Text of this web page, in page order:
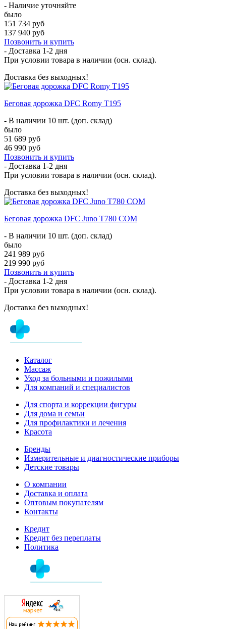
- Наличие уточняйте
было
151 734 руб
137 940 руб
Позвонить и купить
- Доставка 1-2 дня
При условии товара в наличии (осн. склад).
Доставка без выходных!
Беговая дорожка DFC Romy T195
- В наличии 10 шт. (доп. склад)
было
51 689 руб
46 990 руб
Позвонить и купить
- Доставка 1-2 дня
При условии товара в наличии (осн. склад).
Доставка без выходных!
Беговая дорожка DFC Juno T780 COM
- В наличии 10 шт. (доп. склад)
было
241 989 руб
219 990 руб
Позвонить и купить
- Доставка 1-2 дня
При условии товара в наличии (осн. склад).
Доставка без выходных!
Каталог
Массаж
Уход за больными и пожилыми
Для компаний и специалистов
Для спорта и коррекции фигуры
Для дома и семьи
Для профилактики и лечения
Красота
Бренды
Измерительные и диагностические приборы
Детские товары
О компании
Доставка и оплата
Оптовым покупателям
Контакты
Кредит
Кредит без переплаты
Политика